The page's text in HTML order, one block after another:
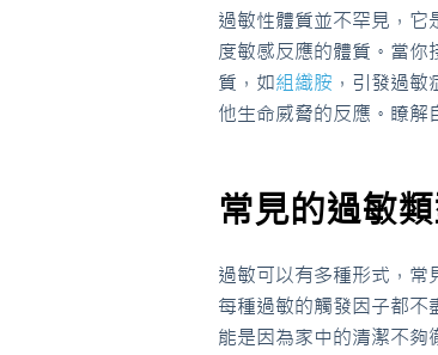
過敏性體質並不罕見，它
度敏感反應的體質。當你
質，如組織胺 ，引發過
他生命威脅的反應。瞭解
常見的過敏
過敏可以有多種形式，常
每種過敏的觸發因子都不
能是因為家中的清潔不夠